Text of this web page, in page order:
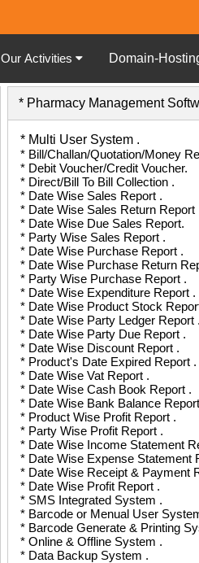
Our Activities Domain-
* Pharmacy Management
* Multi User System .
* Bill/Challan/Quotation/Money
* Debit Voucher/Credit Voucher.
* Direct/Bill To Bill Collection .
* Date Wise Sales Report .
* Date Wise Sales Return Report
* Date Wise Due Sales Report.
* Party Wise Sales Report .
* Date Wise Purchase Report .
* Date Wise Purchase Return
* Party Wise Purchase Report .
* Date Wise Expenditure Report .
* Date Wise Product Stock
* Date Wise Party Ledger Report
* Date Wise Party Due Report .
* Date Wise Discount Report .
* Product's Date Expired Report .
* Date Wise Vat Report .
* Date Wise Cash Book Report .
* Date Wise Bank Balance
* Product Wise Profit Report .
* Party Wise Profit Report .
* Date Wise Income Statement
* Date Wise Expense Statement
* Date Wise Receipt & Payment
* Date Wise Profit Report .
* SMS Integrated System .
* Barcode or Menual User
* Barcode Generate & Printing
* Online & Offline System .
* Data Backup System .